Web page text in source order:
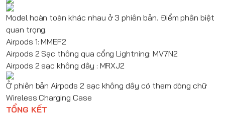
Model hoàn toàn khác nhau ở 3 phiên bản. Điểm phân biệt
quan trọng.
Airpods 1: MMEF2
Airpods 2 Sạc thông qua cổng Lightning: MV7N2
Airpods 2 sạc không dây : MRXJ2
Ở phiên bảnAirpods 2 sạc không dây có them dòng chữ
Wireless Charging Case
TỔNG KẾT